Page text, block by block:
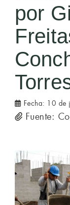
por
Fecha: 10 de
Fuente: